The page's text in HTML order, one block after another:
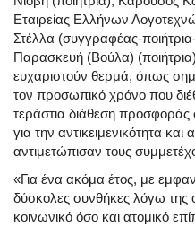
Εταιρείας Ελλήνων
Στέλλα (συγγραφέας-
Παρασκευή (Βούλα)
ευχαριστούν θερμά, όπως
τον προσωπικό χρόνο που
τεράστια διάθεση προσφοράς
για την αντικειμενικότητα
αντιμετώπισαν τους
«Για ένα ακόμα έτος, με
δύσκολες συνθήκες λόγω της
κοινωνικό όσο και ατομικό